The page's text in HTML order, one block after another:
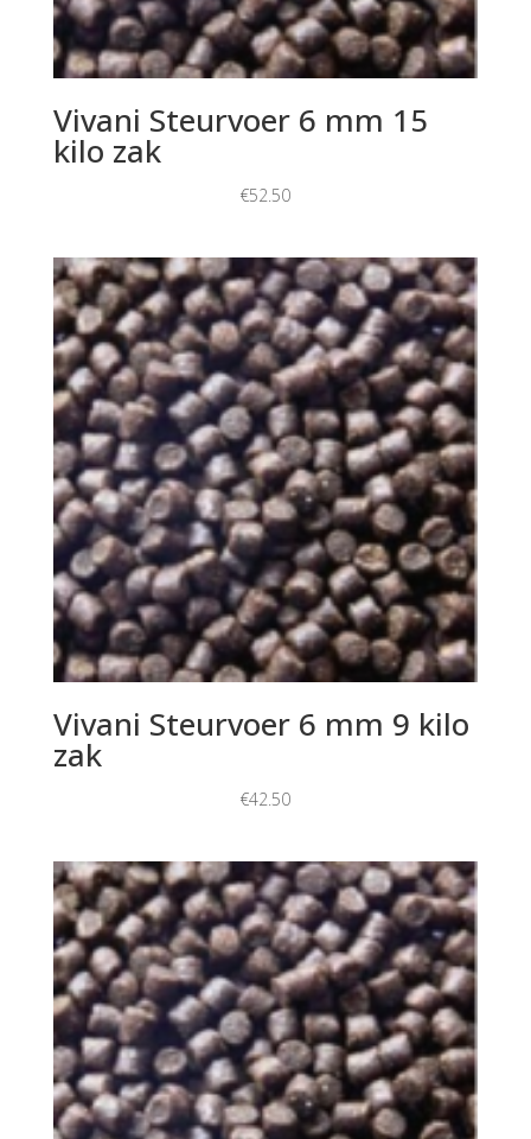
Vivani Steurvoer 6 mm 15
kilo zak
€52.50
Vivani Steurvoer 6 mm 9 kilo
zak
€42.50